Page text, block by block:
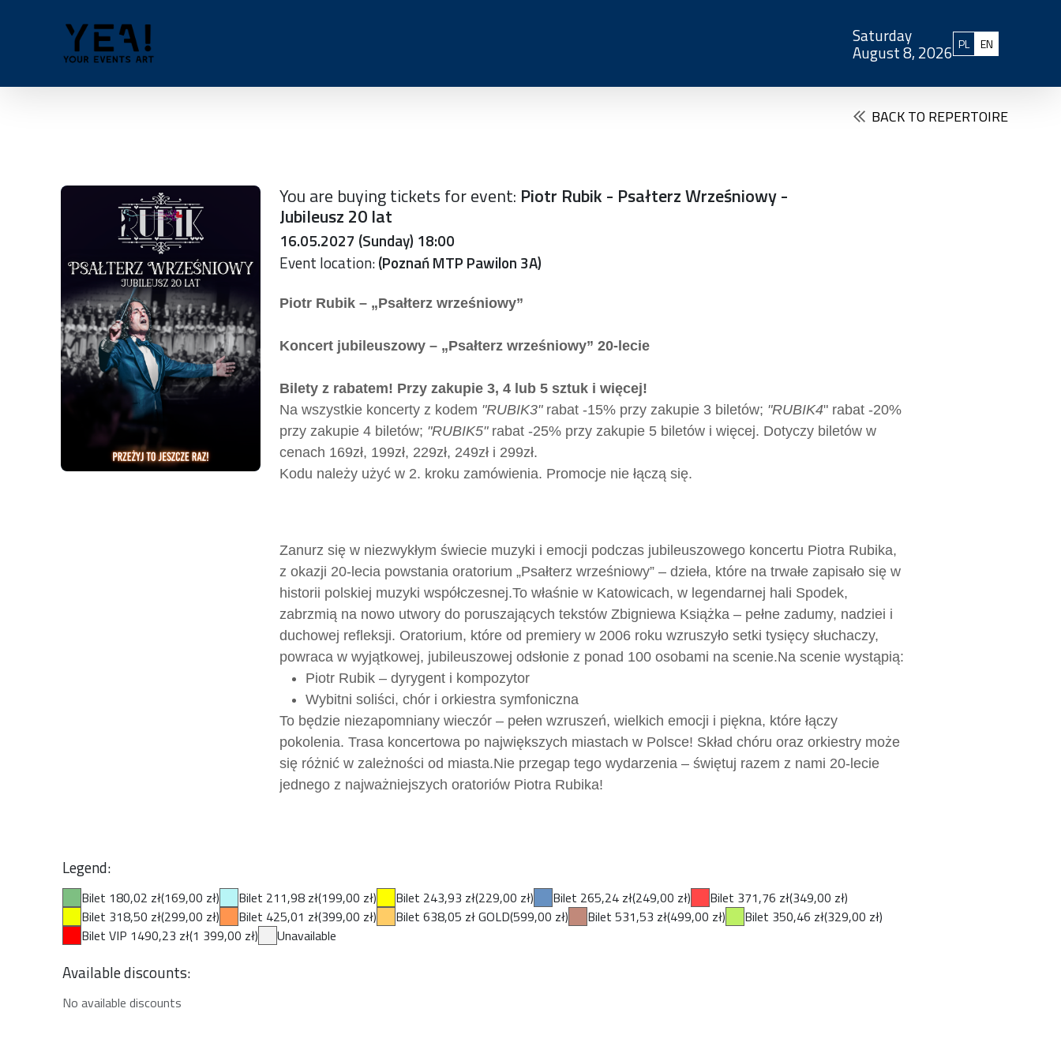
Saturday
August 8, 2026 PL Polski
ENEnglish
BACK TO REPERTOIRE
You are buying tickets for event: Piotr Rubik - Psałterz Wrześniowy -
Jubileusz 20 lat
16.05.2027 (Sunday) 18:00
Event location:(Poznań MTP Pawilon 3A)
Piotr Rubik – „Psałterz wrześniowy”
Koncert jubileuszowy – „Psałterz wrześniowy” 20-lecie
Bilety z rabatem! Przy zakupie 3, 4 lub 5 sztuk i więcej!
Na wszystkie koncerty z kodem "RUBIK3"rabat -15% przy zakupie 3 biletów; "RUBIK4" rabat -20%
przy zakupie 4 biletów; "RUBIK5"rabat -25% przy zakupie 5 biletów i więcej. Dotyczy biletów w
cenach 169zł, 199zł, 229zł, 249zł i 299zł.
Kodu należy użyć w 2. kroku zamówienia. Promocje nie łączą się.
Zanurz się w niezwykłym świecie muzyki i emocji podczas jubileuszowego koncertu Piotra Rubika,
z okazji 20-lecia powstania oratorium „Psałterz wrześniowy” – dzieła, które na trwałe zapisało się w
historii polskiej muzyki współczesnej.To właśnie w Katowicach, w legendarnej hali Spodek,
zabrzmią na nowo utwory do poruszających tekstów Zbigniewa Książka – pełne zadumy, nadziei i
duchowej refleksji. Oratorium, które od premiery w 2006 roku wzruszyło setki tysięcy słuchaczy,
powraca w wyjątkowej, jubileuszowej odsłonie z ponad 100 osobami na scenie.Na scenie wystąpią:
Piotr Rubik – dyrygent i kompozytor
Wybitni soliści, chór i orkiestra symfoniczna
To będzie niezapomniany wieczór – pełen wzruszeń, wielkich emocji i piękna, które łączy
pokolenia. Trasa koncertowa po największych miastach w Polsce! Skład chóru oraz orkiestry może
się różnić w zależności od miasta.Nie przegap tego wydarzenia – świętuj razem z nami 20-lecie
jednego z najważniejszych oratoriów Piotra Rubika!
Legend:
Bilet 180,02 zł(169,00 zł) Bilet 211,98 zł(199,00 zł) Bilet 243,93 zł(229,00 zł) Bilet 265,24 zł(249,00 zł) Bilet 371,76 zł(349,00 zł)
Bilet 318,50 zł(299,00 zł) Bilet 425,01 zł(399,00 zł) Bilet 638,05 zł GOLD(599,00 zł) Bilet 531,53 zł(499,00 zł) Bilet 350,46 zł(329,00 zł)
Bilet VIP 1490,23 zł(1 399,00 zł) Unavailable
Available discounts:
No available discounts